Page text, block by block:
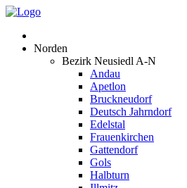
Norden
Bezirk Neusiedl A-N
Andau
Apetlon
Bruckneudorf
Deutsch Jahrndorf
Edelstal
Frauenkirchen
Gattendorf
Gols
Halbturn